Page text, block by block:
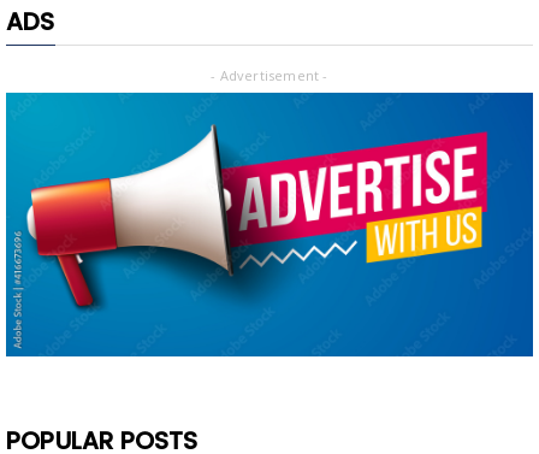
ADS
- Advertisement -
POPULAR POSTS